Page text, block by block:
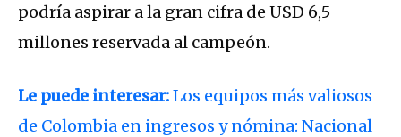
podría aspirar a la gran cifra de USD 6,5
millones reservada al campeón.
Le puede interesar:Los equipos más valiosos
de Colombia en ingresos y nómina: Nacional